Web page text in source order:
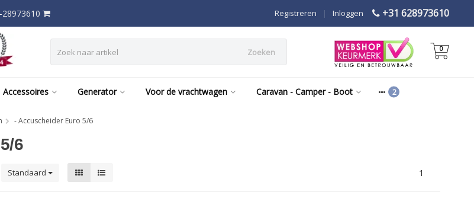
28973610 +31 628973610
Inloggen
|
Registreren
Zoeken 0
Accessoires Generator Voor de vrachtwagen Caravan - Camper - Boot
- Accuscheider Euro 5/6
6
Standaard 1